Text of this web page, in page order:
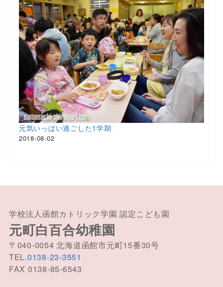
元気いっぱい過ごした1学期
2018-08-02
学校法人函館カトリック学園 認定こども園
元町白百合幼稚園
〒040-0054 北海道函館市元町15番30号
TEL.0138-23-3551
FAX 0138-85-6543